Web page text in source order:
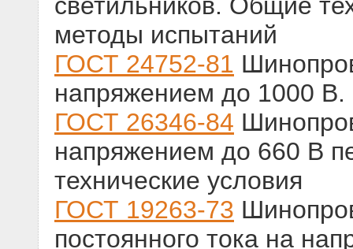
методы испытаний
ГОСТ 24752-81
напряжением до 1000
ГОСТ 26346-84
напряжением до 660 В
технические условия
ГОСТ 19263-73
постоянного тока на